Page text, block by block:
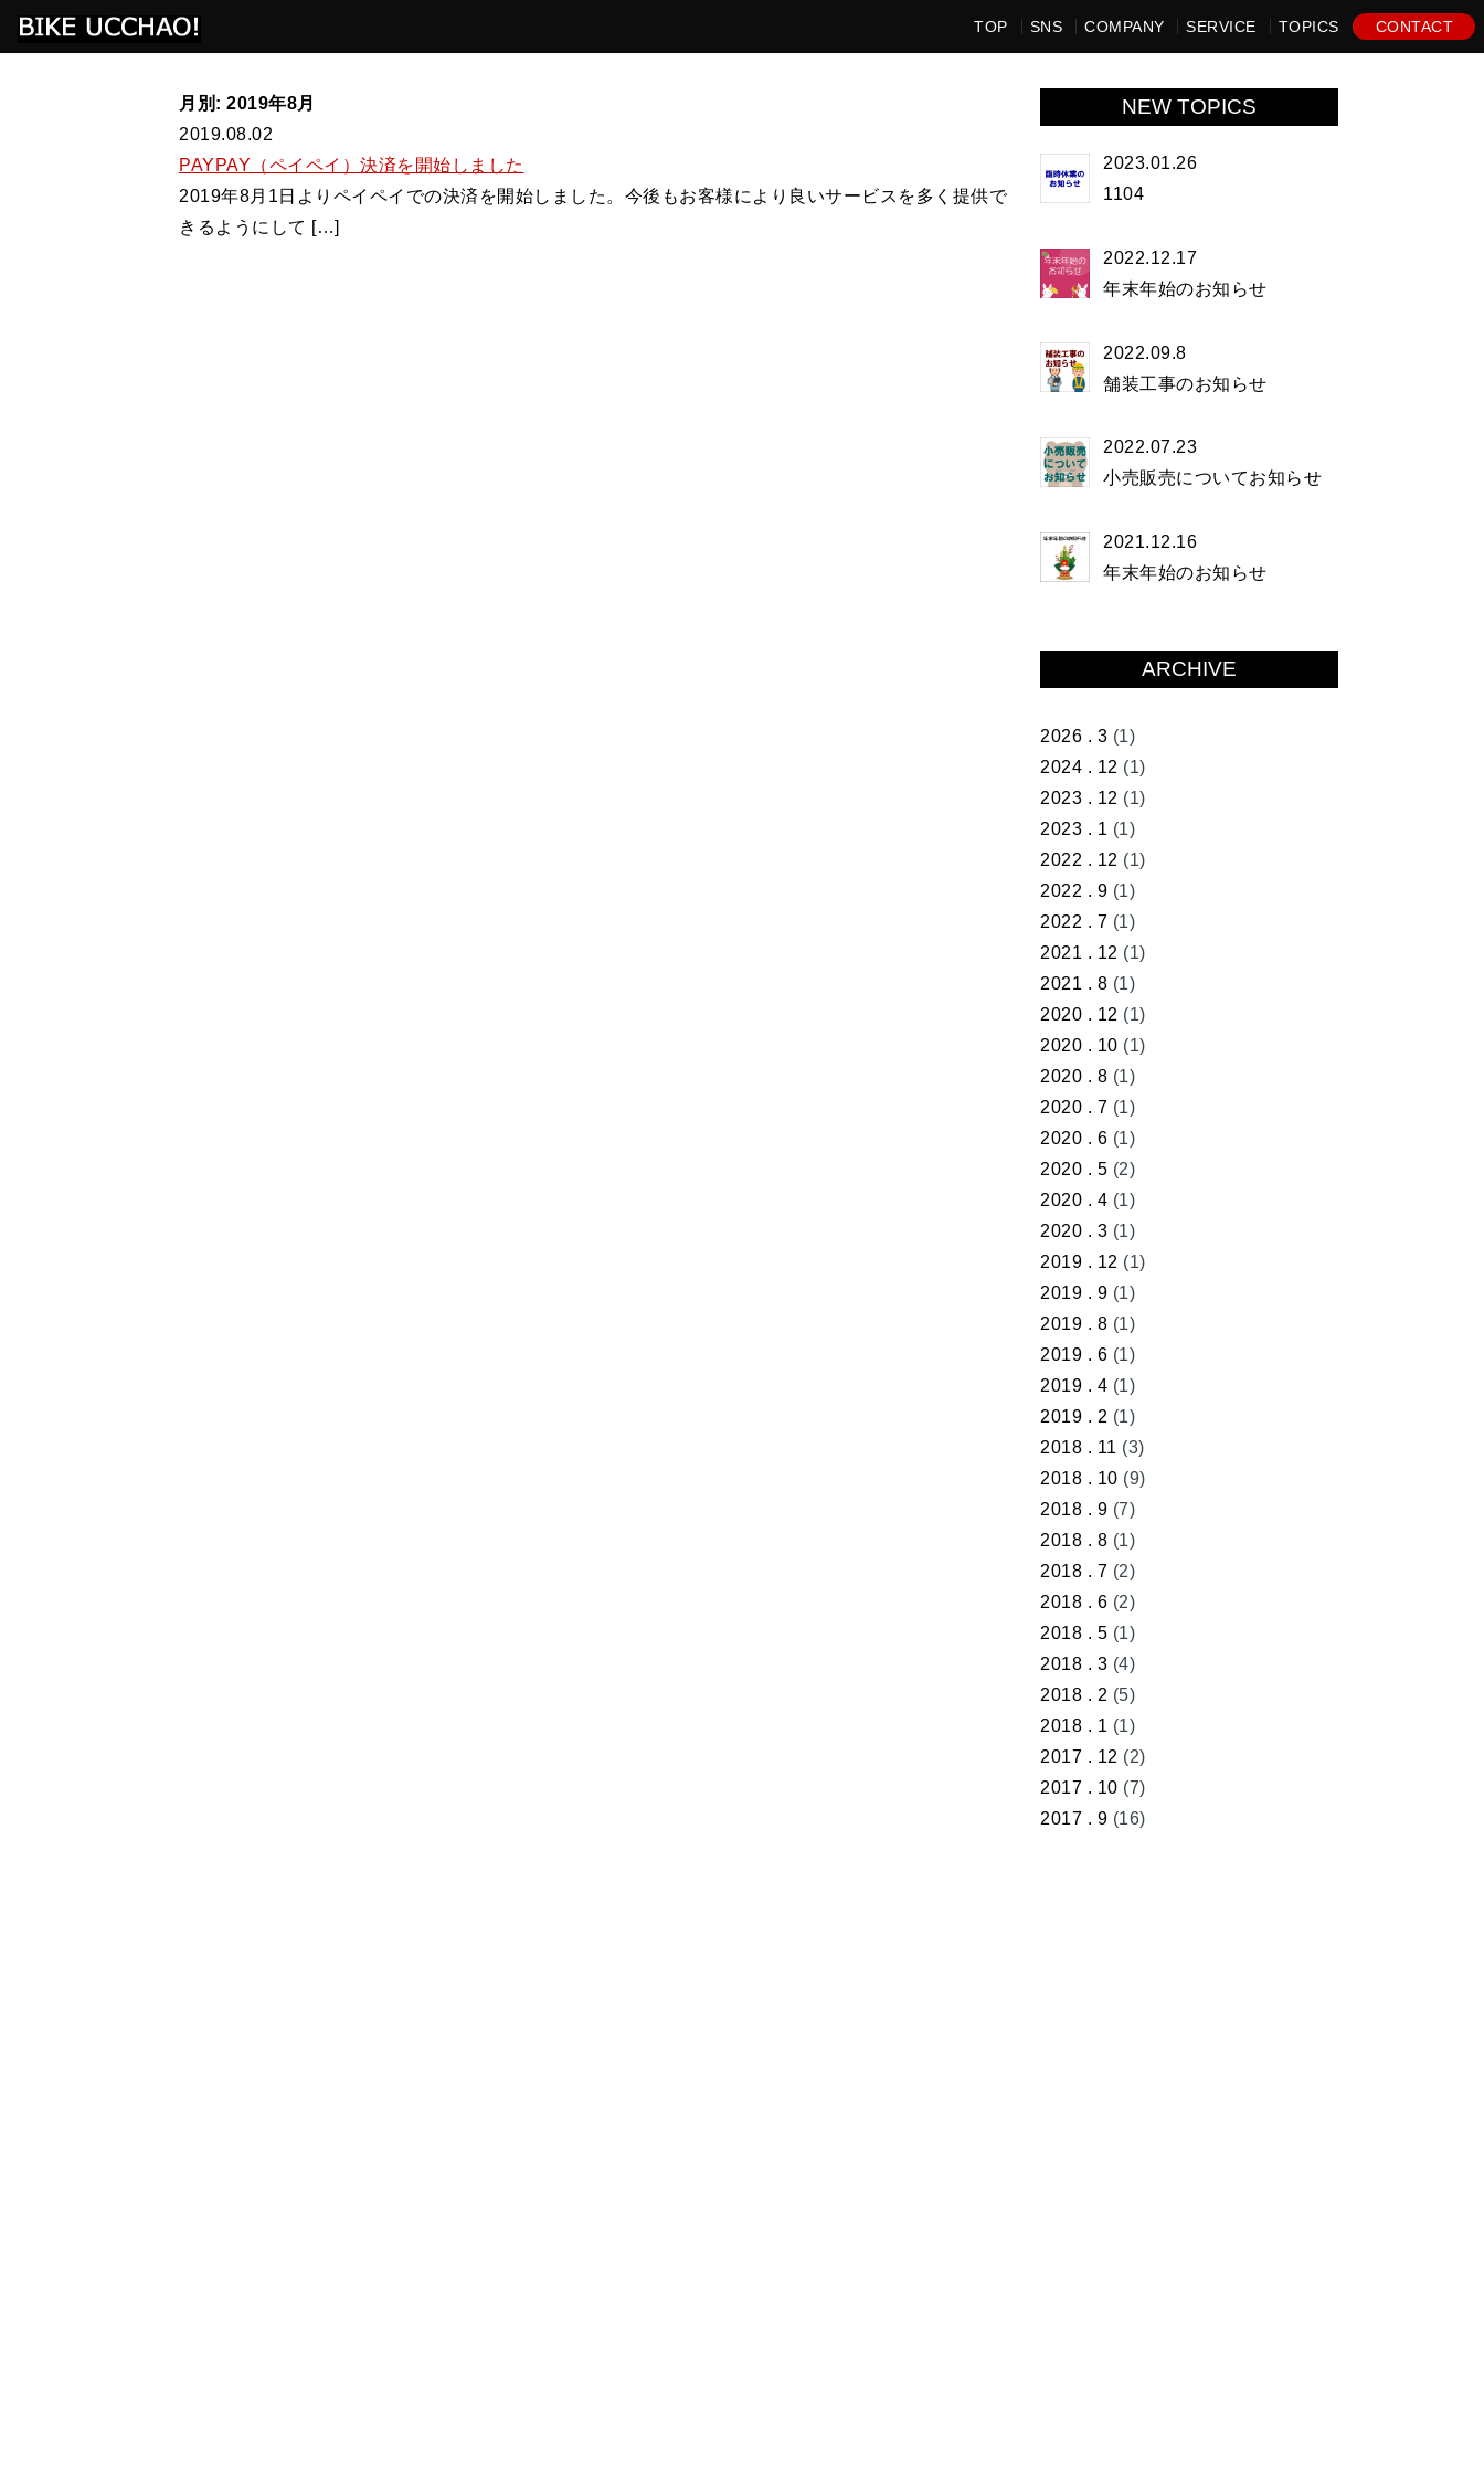
TOP SNS COMPANY SERVICE TOPICS CONTACT
月別: 2019年8月
2019.08.02
PAYPAY（ペイペイ）決済を開始しました
2019年8月1日よりペイペイでの決済を開始しました。今後もお客様により良いサービスを多く提供で
きるようにして […]
NEW TOPICS
2023.01.26
1104
2022.12.17
年末年始のお知らせ
2022.09.8
舗装工事のお知らせ
2022.07.23
小売販売についてお知らせ
2021.12.16
年末年始のお知らせ
ARCHIVE
2026 . 3 (1)
2024 . 12 (1)
2023 . 12 (1)
2023 . 1 (1)
2022 . 12 (1)
2022 . 9 (1)
2022 . 7 (1)
2021 . 12 (1)
2021 . 8 (1)
2020 . 12 (1)
2020 . 10 (1)
2020 . 8 (1)
2020 . 7 (1)
2020 . 6 (1)
2020 . 5 (2)
2020 . 4 (1)
2020 . 3 (1)
2019 . 12 (1)
2019 . 9 (1)
2019 . 8 (1)
2019 . 6 (1)
2019 . 4 (1)
2019 . 2 (1)
2018 . 11 (3)
2018 . 10 (9)
2018 . 9 (7)
2018 . 8 (1)
2018 . 7 (2)
2018 . 6 (2)
2018 . 5 (1)
2018 . 3 (4)
2018 . 2 (5)
2018 . 1 (1)
2017 . 12 (2)
2017 . 10 (7)
2017 . 9 (16)